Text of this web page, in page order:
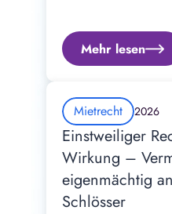
Mehr lesen
Mietrecht 2026
Einstweiliger
Wirkung –
eigenmächtig
Schlösser